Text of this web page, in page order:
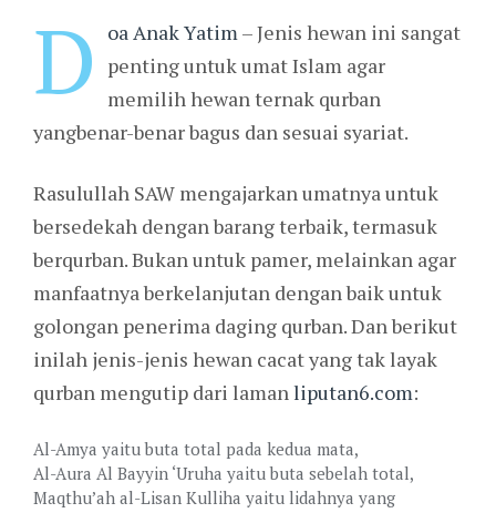
D oa Anak Yatim– Jenis hewan ini sangat
penting untuk umat Islam agar
memilih hewan ternak qurban
yangbenar-benar bagus dan sesuai syariat.
Rasulullah SAW mengajarkan umatnya untuk
bersedekah dengan barang terbaik, termasuk
berqurban. Bukan untuk pamer, melainkan agar
manfaatnya berkelanjutan dengan baik untuk
golongan penerima daging qurban. Dan berikut
inilah jenis-jenis hewan cacat yang tak layak
qurban mengutip dari lamanliputan6.com:
Al-Amya yaitu buta total pada kedua mata,
Al-Aura Al Bayyin ‘Uruha yaitu buta sebelah total,
Maqthu’ah al-Lisan Kulliha yaitu lidahnya yang